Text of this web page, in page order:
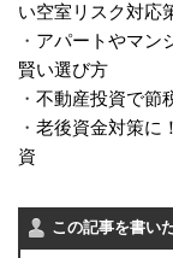
い空室リスク対応
・ アパートやマン
賢い選び方
・ 不動産投資で節
・ 老後資金対策に
資
この記事を書い